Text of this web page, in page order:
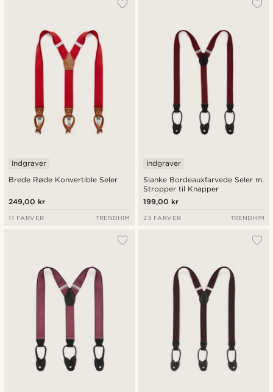
Brede Røde Konvertible Seler
Indgraver
249,00 kr
11 FARVER TRENDHIM
Slanke Bordeauxfarvede Seler m.
Stropper til Knapper
Indgraver
199,00 kr
23 FARVER TRENDHIM